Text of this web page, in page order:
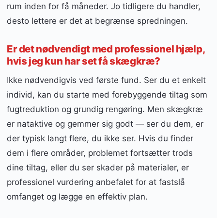
rum inden for få måneder. Jo tidligere du handler,
desto lettere er det at begrænse spredningen.
Er det nødvendigt med professionel hjælp,
hvis jeg kun har set få skægkræ?
Ikke nødvendigvis ved første fund. Ser du et enkelt
individ, kan du starte med forebyggende tiltag som
fugtreduktion og grundig rengøring. Men skægkræ
er nataktive og gemmer sig godt — ser du dem, er
der typisk langt flere, du ikke ser. Hvis du finder
dem i flere områder, problemet fortsætter trods
dine tiltag, eller du ser skader på materialer, er
professionel vurdering anbefalet for at fastslå
omfanget og lægge en effektiv plan.